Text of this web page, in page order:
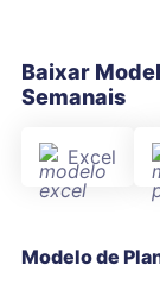
Baixar
Semanais
Excel
Modelo de